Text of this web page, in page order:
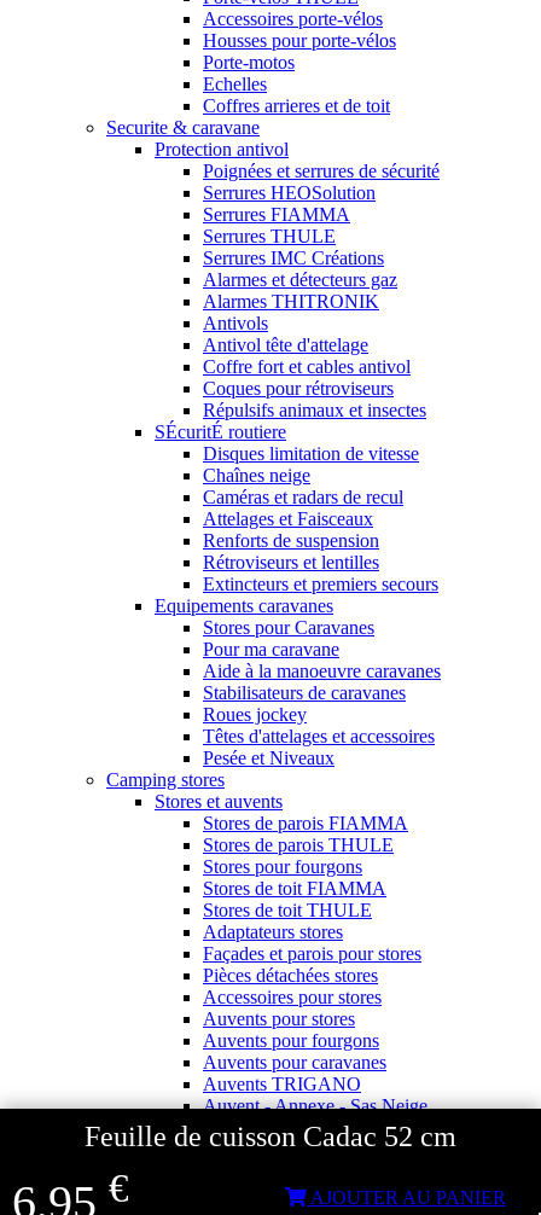
Feuille de cuisson Cadac 52 cm
6,95 € AJOUTER AU PANIER
Accessoires porte-vélos
Housses pour porte-vélos
Porte-motos
Echelles
Coffres arrieres et de toit
Securite & caravane
Protection antivol
Poignées et serrures de sécurité
Serrures HEOSolution
Serrures FIAMMA
Serrures THULE
Serrures IMC Créations
Alarmes et détecteurs gaz
Alarmes THITRONIK
Antivols
Antivol tête d'attelage
Coffre fort et cables antivol
Coques pour rétroviseurs
Répulsifs animaux et insectes
SÉcuritÉ routiere
Disques limitation de vitesse
Chaînes neige
Caméras et radars de recul
Attelages et Faisceaux
Renforts de suspension
Rétroviseurs et lentilles
Extincteurs et premiers secours
Equipements caravanes
Stores pour Caravanes
Pour ma caravane
Aide à la manoeuvre caravanes
Stabilisateurs de caravanes
Roues jockey
Têtes d'attelages et accessoires
Pesée et Niveaux
Camping stores
Stores et auvents
Stores de parois FIAMMA
Stores de parois THULE
Stores pour fourgons
Stores de toit FIAMMA
Stores de toit THULE
Adaptateurs stores
Façades et parois pour stores
Pièces détachées stores
Accessoires pour stores
Auvents pour stores
Auvents pour fourgons
Auvents pour caravanes
Auvents TRIGANO
Auvent - Annexe - Sas Neige
Accessoires auvents
Accessoires camping
Douchettes extérieures